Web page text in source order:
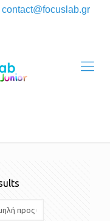
contact@focuslab.gr